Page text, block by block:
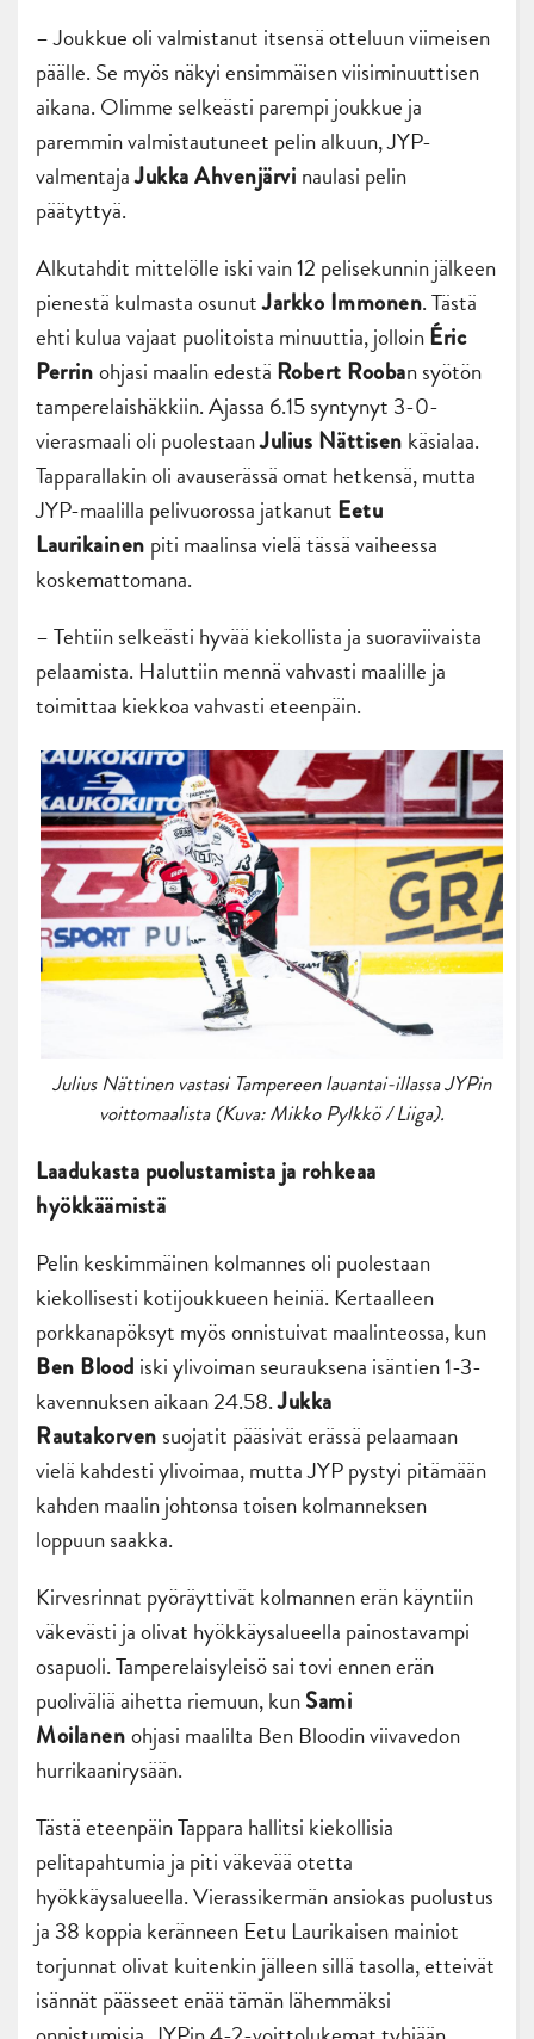
– Joukkue oli valmistanut itsensä otteluun viimeisen
päälle. Se myös näkyi ensimmäisen viisiminuuttisen
aikana. Olimme selkeästi parempi joukkue ja
paremmin valmistautuneet pelin alkuun, JYP-
valmentajaJukka Ahvenjärvi naulasi pelin
päätyttyä.
Alkutahdit mittelölle iski vain 12 pelisekunnin jälkeen
pienestä kulmasta osunutJarkko Immonen. Tästä
ehti kulua vajaat puolitoista minuuttia, jolloinÉric
Perrinohjasi maalin edestä Robert Rooban syötön
tamperelaishäkkiin. Ajassa 6.15 syntynyt 3-0-
vierasmaali oli puolestaanJulius Nättisen käsialaa.
Tapparallakin oli avauserässä omat hetkensä, mutta
JYP-maalilla pelivuorossa jatkanut Eetu
Laurikainen piti maalinsa vielä tässä vaiheessa
koskemattomana.
– Tehtiin selkeästi hyvää kiekollista ja suoraviivaista
pelaamista. Haluttiin mennä vahvasti maalille ja
toimittaa kiekkoa vahvasti eteenpäin.
Julius Nättinen vastasi Tampereen lauantai-illassa JYPin
voittomaalista (Kuva: Mikko Pylkkö / Liiga).
Laadukasta puolustamista ja rohkeaa
hyökkäämistä
Pelin keskimmäinen kolmannes oli puolestaan
kiekollisesti kotijoukkueen heiniä. Kertaalleen
porkkanapöksyt myös onnistuivat maalinteossa, kun
Ben Blood iski ylivoiman seurauksena isäntien 1-3-
kavennuksen aikaan 24.58.Jukka
Rautakorven suojatit pääsivät erässä pelaamaan
vielä kahdesti ylivoimaa, mutta JYP pystyi pitämään
kahden maalin johtonsa toisen kolmanneksen
loppuun saakka.
Kirvesrinnat pyöräyttivät kolmannen erän käyntiin
väkevästi ja olivat hyökkäysalueella painostavampi
osapuoli. Tamperelaisyleisö sai tovi ennen erän
puoliväliä aihetta riemuun, kunSami
Moilanenohjasi maalilta Ben Bloodin viivavedon
hurrikaanirysään.
Tästä eteenpäin Tappara hallitsi kiekollisia
pelitapahtumia ja piti väkevää otetta
hyökkäysalueella. Vierassikermän ansiokas puolustus
ja 38 koppia keränneen Eetu Laurikaisen mainiot
torjunnat olivat kuitenkin jälleen sillä tasolla, etteivät
isännät päässeet enää tämän lähemmäksi